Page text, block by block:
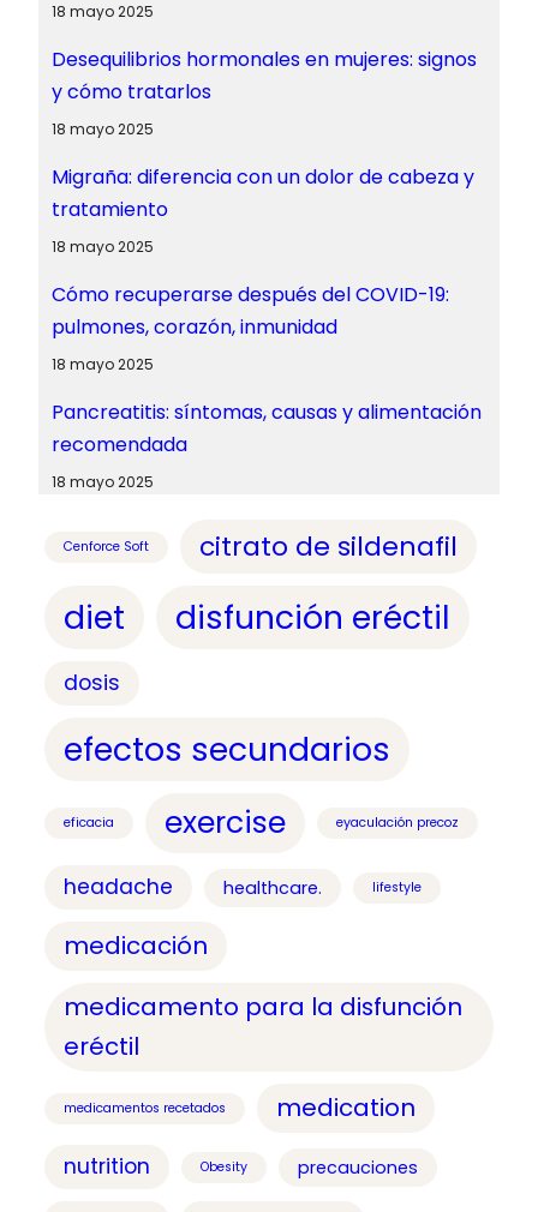
18 mayo 2025
Desequilibrios hormonales en mujeres: signos
y cómo tratarlos
18 mayo 2025
Migraña: diferencia con un dolor de cabeza y
tratamiento
18 mayo 2025
Cómo recuperarse después del COVID-19:
pulmones, corazón, inmunidad
18 mayo 2025
Pancreatitis: síntomas, causas y alimentación
recomendada
18 mayo 2025
Cenforce Soft citrato de sildenafil
diet disfunción eréctil
dosis
efectos secundarios
eficacia exercise eyaculación precoz
headache healthcare. lifestyle
medicación
medicamento para la disfunción
eréctil
medicamentos recetados medication
nutrition Obesity precauciones